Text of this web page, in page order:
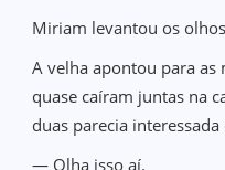
Miriam levantou os
A velha apontou para
quase caíram juntas na
duas parecia
— Olha isso aí.